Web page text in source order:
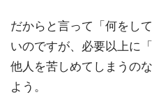
だからと言って「何をし
いのですが、必要以上に
他人を苦しめてしまうの
よう。